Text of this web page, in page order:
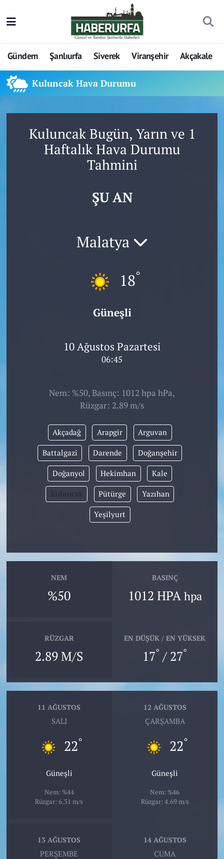
Gündem Şanlıurfa Siverek Viranşehir Akçakale
Kuluncak Hava Durumu
Kuluncak Bugün, Yarın ve 1
Haftalık Hava Durumu
Tahmini
ŞU AN
Malatya
18°
Güneşli
10 Ağustos Pazartesi
06:45
Nem: %50, Basınç: 1012 hpa hPa,
Rüzgar: 2.89 m/s
Akçadağ Arapgir Arguvan
Battalgazi Darende Doğanşehir
Doğanyol Hekimhan Kale
Kuluncak Pütürge Yazıhan
Yeşilyurt
NEM
%50
BASINÇ
1012 HPA hpa
RÜZGAR
2.89 M/S
EN DÜŞÜK / EN YÜKSEK
17° / 27°
11 AĞUSTOS
SALI
22°
Güneşli
Nem: %44
Rüzgar: 6.31 m/s
12 AĞUSTOS
ÇARŞAMBA
22°
Güneşli
Nem: %46
Rüzgar: 4.69 m/s
13 AĞUSTOS
PERŞEMBE
14 AĞUSTOS
CUMA